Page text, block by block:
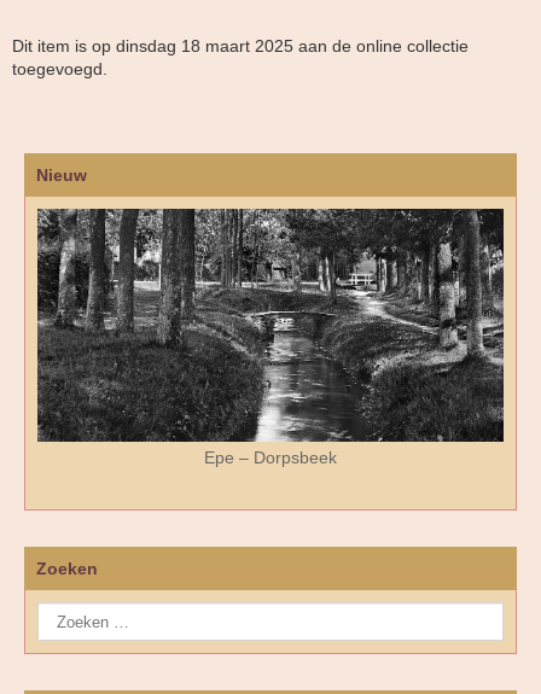
Dit item is op dinsdag 18 maart 2025 aan de online collectie
toegevoegd.
Nieuw
Epe – Dorpsbeek
Zoeken